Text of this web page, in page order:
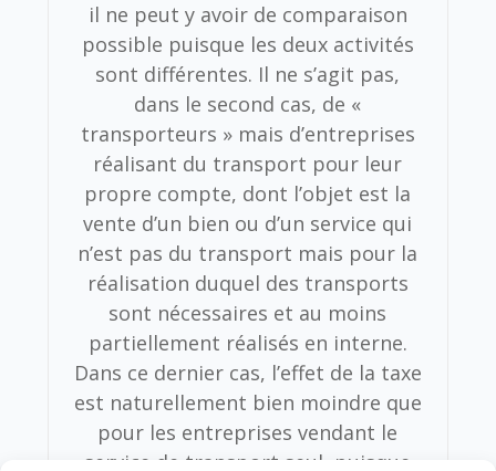
il ne peut y avoir de comparaison
possible puisque les deux activités
sont différentes. Il ne s’agit pas,
dans le second cas, de «
transporteurs » mais d’entreprises
réalisant du transport pour leur
propre compte, dont l’objet est la
vente d’un bien ou d’un service qui
n’est pas du transport mais pour la
réalisation duquel des transports
sont nécessaires et au moins
partiellement réalisés en interne.
Dans ce dernier cas, l’effet de la taxe
est naturellement bien moindre que
pour les entreprises vendant le
service de transport seul, puisque